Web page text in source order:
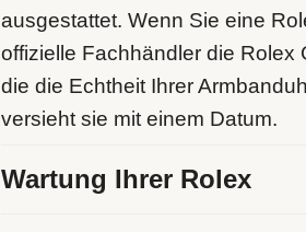
ausgestattet. Wenn Sie eine
offizielle Fachhändler die Rolex
die die Echtheit Ihrer
versieht sie mit einem Datum.
Wartung Ihrer Rolex